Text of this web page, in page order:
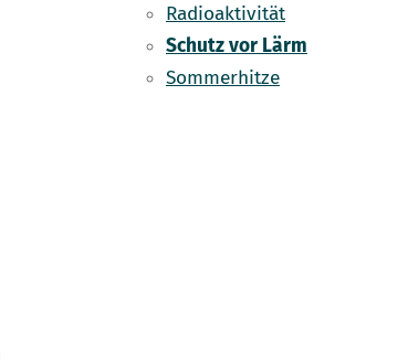
Radioaktivität
Schutz vor Lärm
Sommerhitze